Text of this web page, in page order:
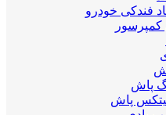
فندکی خودرو
کمپرسور
پاش
پاش